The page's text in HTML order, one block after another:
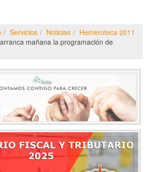
Servicios Noticias
Hemeroteca 2011
mañana la programación de